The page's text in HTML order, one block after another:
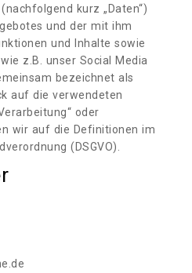
kurz „Daten“)
und der mit ihm
und Inhalte sowie
z.B. unser Social Media
bezeichnet als
auf die verwendeten
oder
wir auf die Definitionen im
(DSGVO).